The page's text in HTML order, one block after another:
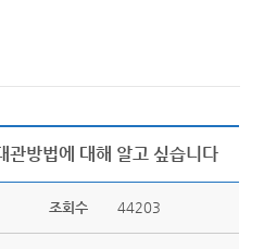
관방법에 대해 알고 싶습니다
조회수 44203